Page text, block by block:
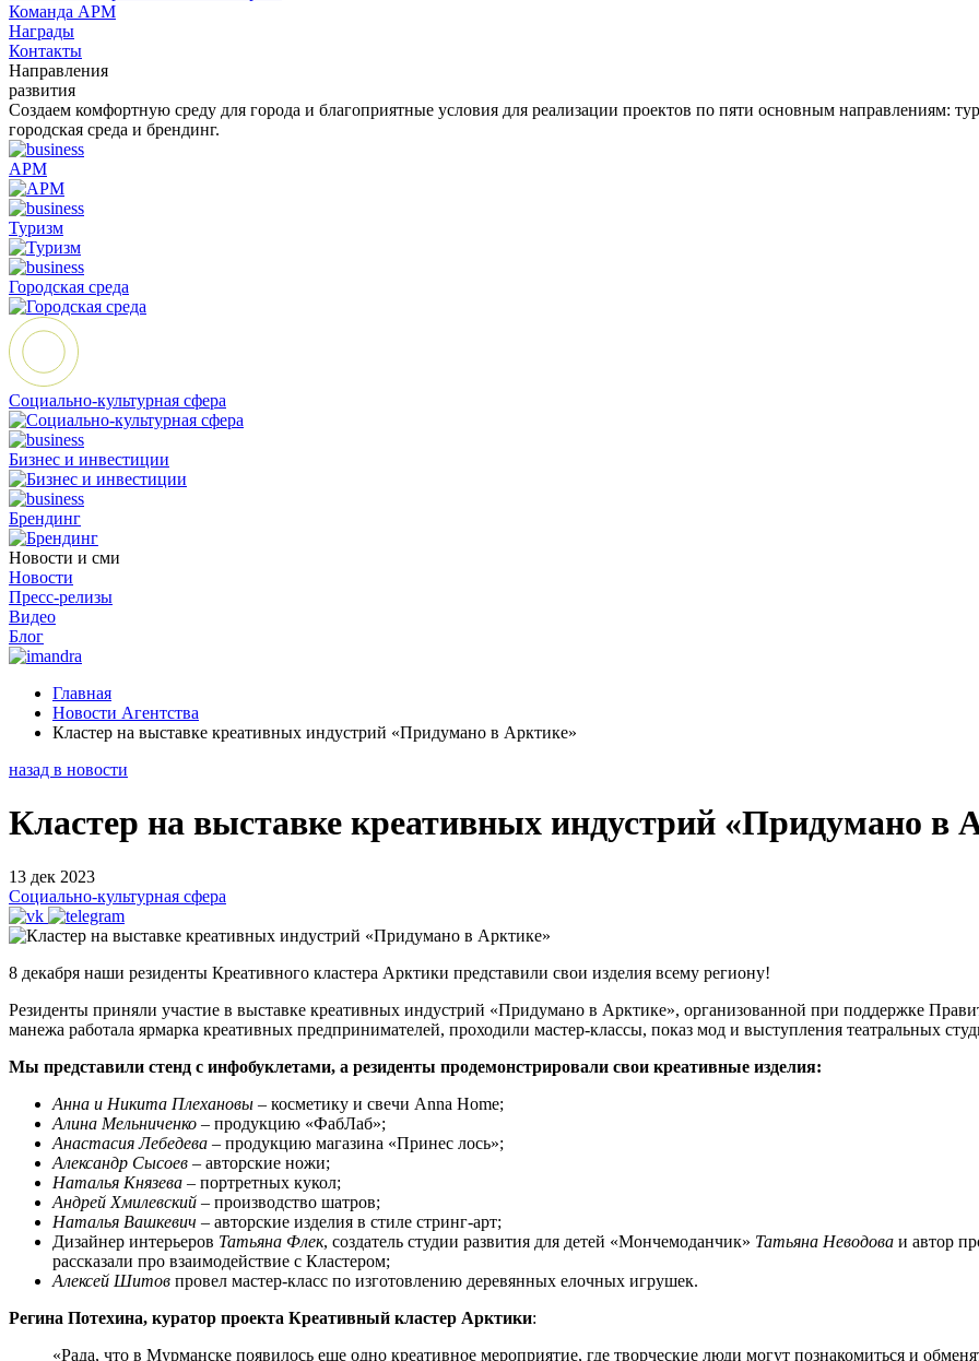
Команда АРМ
Награды
Контакты
Направления
развития
Создаем комфортную среду для города и благоприятные условия для реализации проектов по пяти основным направлениям:
городская среда и брендинг.
АРМ
Туризм
Городская среда
Социально-культурная сфера
Бизнес и инвестиции
Брендинг
Новости и сми
Новости
Пресс-релизы
Видео
Блог
Главная
Новости Агентства
Кластер на выставке креативных индустрий «Придумано в Арктике»
назад в новости
Кластер на выставке креативных индустрий «Придумано в
13 дек 2023
Социально-культурная сфера
8 декабря наши резиденты Креативного кластера Арктики представили свои изделия всему региону!
Резиденты приняли участие в выставке креативных индустрий «Придумано в Арктике», организованной при поддержке
манежа работала ярмарка креативных предпринимателей, проходили мастер-классы, показ мод и выступления театральных
Мы представили стенд с инфобуклетами, а резиденты продемонстрировали свои креативные изделия:
Анна и Никита Плехановы – косметику и свечи Anna Home;
Алина Мельниченко – продукцию «ФабЛаб»;
Анастасия Лебедева – продукцию магазина «Принес лось»;
Александр Сысоев – авторские ножи;
Наталья Князева – портретных кукол;
Андрей Хмилевский – производство шатров;
Наталья Вашкевич – авторские изделия в стиле стринг-арт;
Дизайнер интерьеров Татьяна Флек, создатель студии развития для детей «Мончемоданчик» Татьяна Неводова и автор
рассказали про взаимодействие с Кластером;
Алексей Шитов провел мастер-класс по изготовлению деревянных елочных игрушек.
Регина Потехина, куратор проекта Креативный кластер Арктики:
«Рада, что в Мурманске появилось еще одно креативное мероприятие, где творческие люди могут познакомиться и